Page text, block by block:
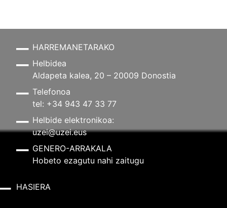
HARREMANETARAKO
Helbidea
Aldapeta kalea, 20 – 20009 Donostia
Telefonoa
tel: +34 943 47 33 77
Helbide elektronikoa:
uzei@uzei.eus
GENERO-ARRAKALA
Hobeto ezagutu nahi zaitugu
HASIERA